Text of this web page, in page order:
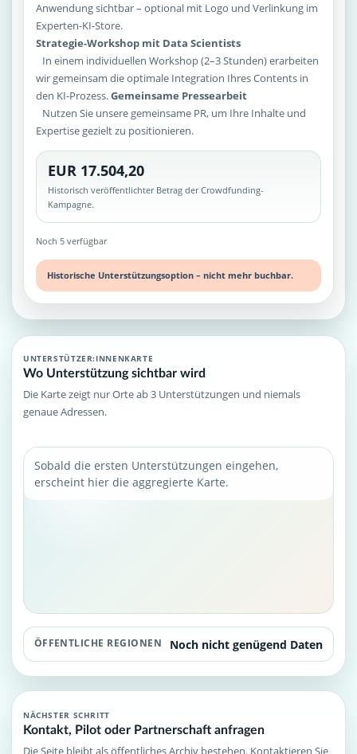
Anwendung sichtbar – optional mit Logo und Verlinkung im
Experten-KI-Store.
Strategie-Workshop mit Data Scientists
In einem individuellen Workshop (2–3 Stunden) erarbeiten
wir gemeinsam die optimale Integration Ihres Contents in
den KI-Prozess.Gemeinsame Pressearbeit
Nutzen Sie unsere gemeinsame PR, um Ihre Inhalte und
Expertise gezielt zu positionieren.
EUR 17.504,20
Historisch veröffentlichter Betrag der Crowdfunding-
Kampagne.
Noch 5 verfügbar
Historische Unterstützungsoption – nicht mehr buchbar.
UNTERSTÜTZER:INNENKARTE
Wo Unterstützung sichtbar wird
Die Karte zeigt nur Orte ab 3 Unterstützungen und niemals
genaue Adressen.
Sobald die ersten Unterstützungen eingehen,
erscheint hier die aggregierte Karte.
ÖFFENTLICHE REGIONEN Noch nicht genügend Daten
NÄCHSTER SCHRITT
Kontakt, Pilot oder Partnerschaft anfragen
Die Seite bleibt als öffentliches Archiv bestehen. Kontaktieren Sie